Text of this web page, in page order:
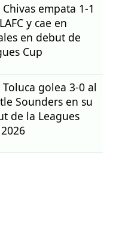
Chivas empata 1-1
y cae en
en debut de
Cup
Toluca golea 3-0 al
Sounders en su
de la Leagues